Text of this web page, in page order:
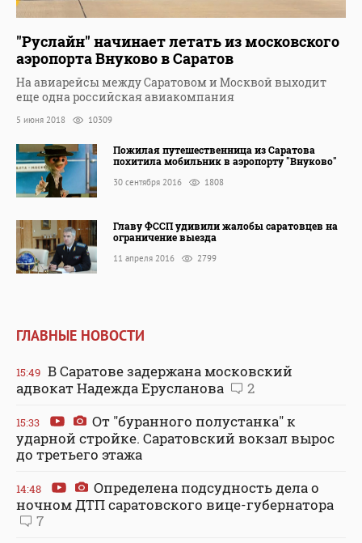
"Руслайн" начинает летать из московского
аэропорта Внуково в Саратов
На авиарейсы между Саратовом и Москвой выходит
еще одна российская авиакомпания
5 июня 2018 10309
Пожилая путешественница из Саратова
похитила мобильник в аэропорту "Внуково"
30 сентября 2016 1808
Главу ФССП удивили жалобы саратовцев на
ограничение выезда
11 апреля 2016 2799
ГЛАВНЫЕ НОВОСТИ
15:49 В Саратове задержана московский
адвокат Надежда Ерусланова
2
15:33
От "буранного полустанка" к
ударной стройке. Саратовский вокзал вырос
до третьего этажа
14:48
Определена подсудность дела о
ночном ДТП саратовского вице-губернатора
7